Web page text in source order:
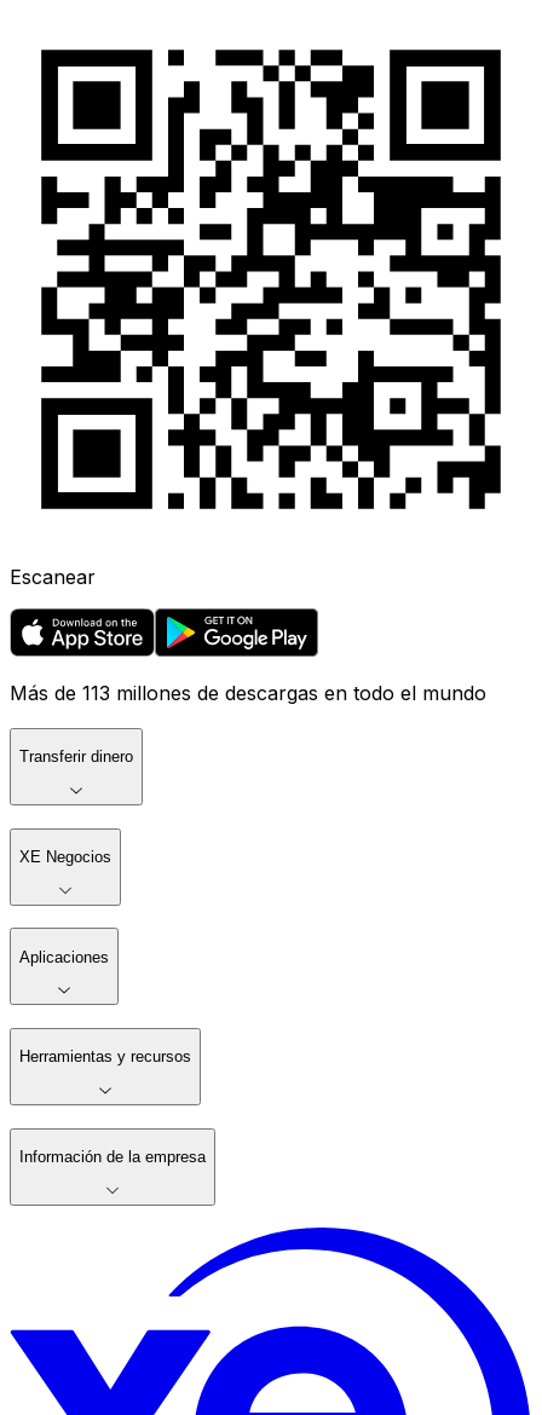
Escanear
Más de 113 millones de descargas en todo el mundo
Transferir dinero
XE Negocios
Aplicaciones
Herramientas y recursos
Información de la empresa